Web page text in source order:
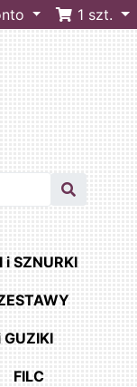
1 szt.
i SZNURKI
GUZIKI
FILC